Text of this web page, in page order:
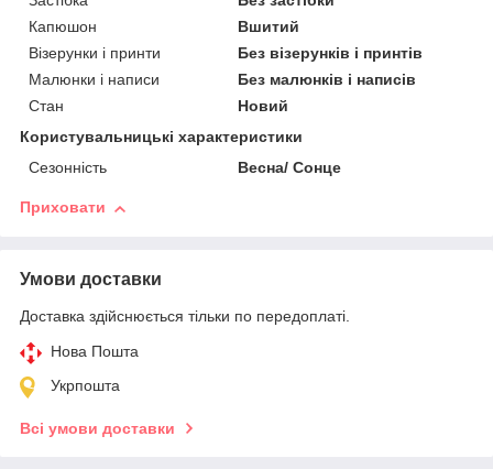
Капюшон
Вшитий
Візерунки і принти
Без візерунків і принтів
Малюнки і написи
Без малюнків і написів
Стан
Новий
Користувальницькі характеристики
Сезонність
Весна/ Сонце
Приховати
Умови доставки
Доставка здійснюється тільки по передоплаті.
Нова Пошта
Укрпошта
Всі умови доставки